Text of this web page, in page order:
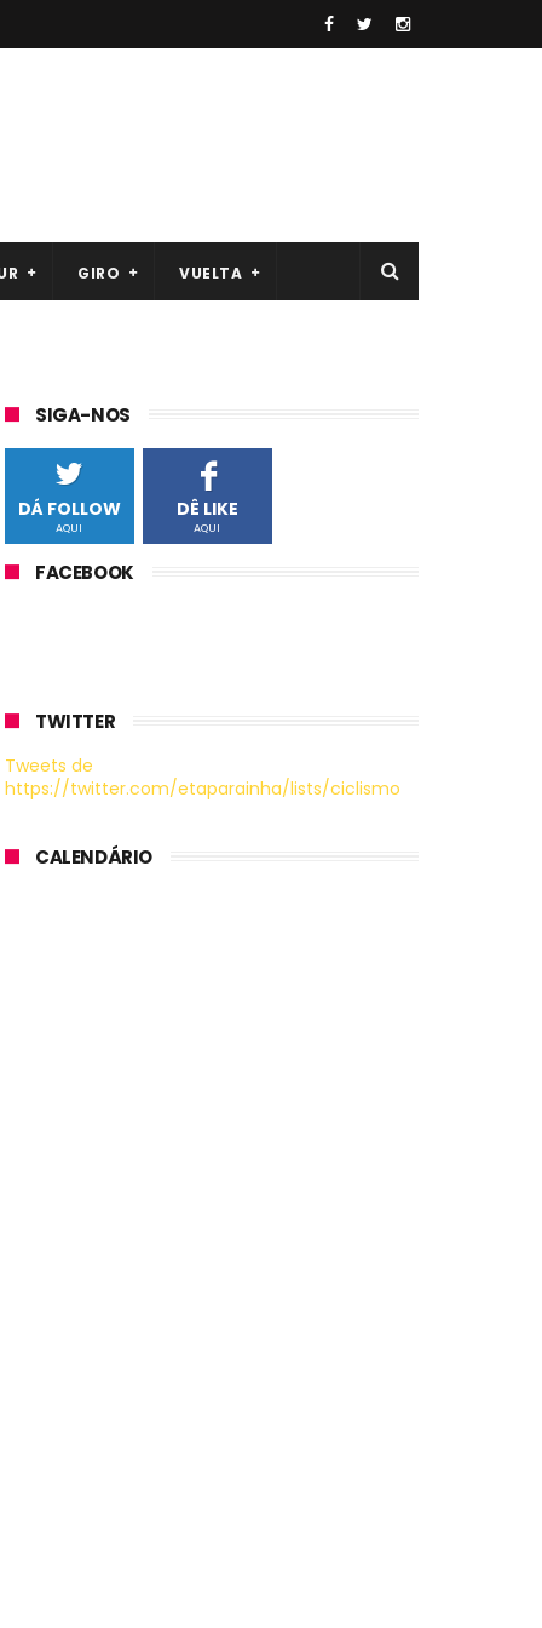
GIRO VUELTA
SIGA-NOS
DÁ FOLLOW
AQUI
DÊ LIKE
AQUI
FACEBOOK
TWITTER
Tweets de
https://twitter.com/etaparainha/lists/ciclismo
CALENDÁRIO